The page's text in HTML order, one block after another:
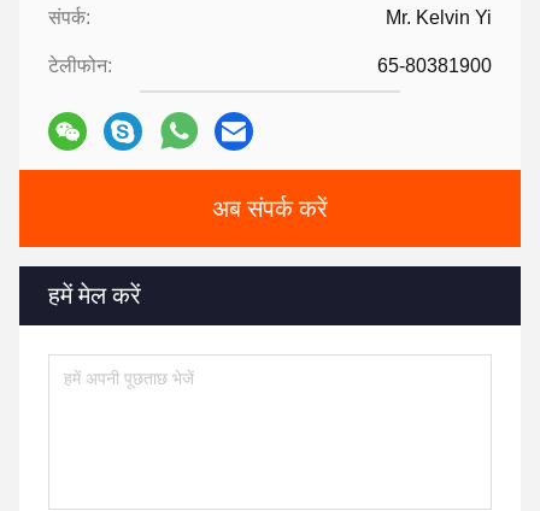
संपर्क: Mr. Kelvin Yi
टेलीफोन: 65-80381900
अब संपर्क करें
हमें मेल करें